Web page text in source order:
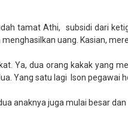
tamat Athi,
subsidi dari
uang. Kasian,
Ya, dua orang kakak yang
Yang satu lagi Ison pegawai
anaknya juga mulai besar